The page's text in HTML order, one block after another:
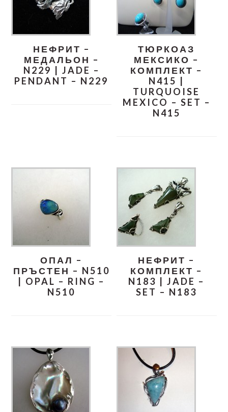
НЕФРИТ –
МЕДАЛЬОН –
N229 | JADE –
PENDANT – N229
ТЮРКОАЗ
МЕКСИКО –
КОМПЛЕКТ –
N415 |
TURQUOISE
MEXICO – SET –
N415
ОПАЛ –
ПРЪСТЕН – N510
| OPAL – RING –
N510
НЕФРИТ –
КОМПЛЕКТ –
N183 | JADE –
SET – N183